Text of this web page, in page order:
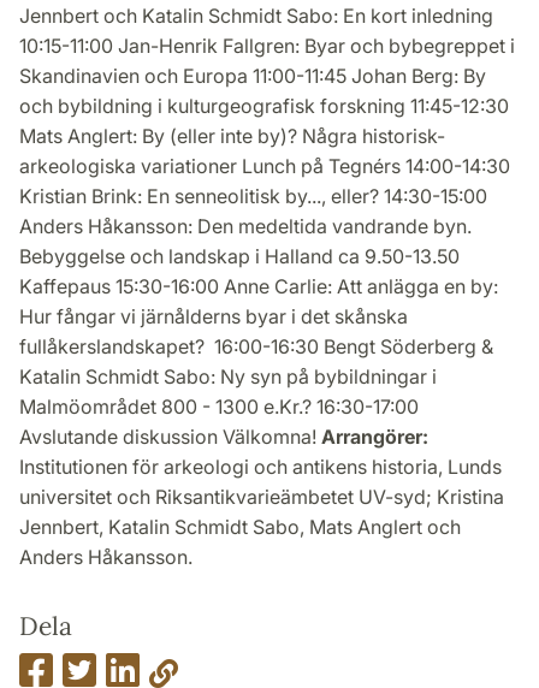
Jennbert och Katalin Schmidt Sabo: En kort inledning
10:15-11:00 Jan-Henrik Fallgren: Byar och bybegreppet i
Skandinavien och Europa 11:00-11:45 Johan Berg: By
och bybildning i kulturgeografisk forskning 11:45-12:30
Mats Anglert: By (eller inte by)? Några historisk-
arkeologiska variationer Lunch på Tegnérs 14:00-14:30
Kristian Brink: En senneolitisk by..., eller? 14:30-15:00
Anders Håkansson: Den medeltida vandrande byn.
Bebyggelse och landskap i Halland ca 9.50-13.50
Kaffepaus 15:30-16:00 Anne Carlie: Att anlägga en by:
Hur fångar vi järnålderns byar i det skånska
fullåkerslandskapet? 16:00-16:30 Bengt Söderberg &
Katalin Schmidt Sabo: Ny syn på bybildningar i
Malmöområdet 800 - 1300 e.Kr.? 16:30-17:00
Avslutande diskussion Välkomna! Arrangörer:
Institutionen för arkeologi och antikens historia, Lunds
universitet och Riksantikvarieämbetet UV-syd; Kristina
Jennbert, Katalin Schmidt Sabo, Mats Anglert och
Anders Håkansson.
Dela